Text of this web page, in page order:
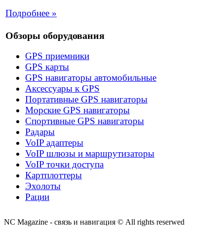
Подробнее »
Обзоры оборудования
GPS приемники
GPS карты
GPS навигаторы автомобильные
Аксессуары к GPS
Портативные GPS навигаторы
Морские GPS навигаторы
Спортивные GPS навигаторы
Радары
VoIP адаптеры
VoIP шлюзы и маршрутизаторы
VoIP точки доступа
Картплоттеры
Эхолоты
Рации
NC Magazine - связь и навигация © All rights reserwed